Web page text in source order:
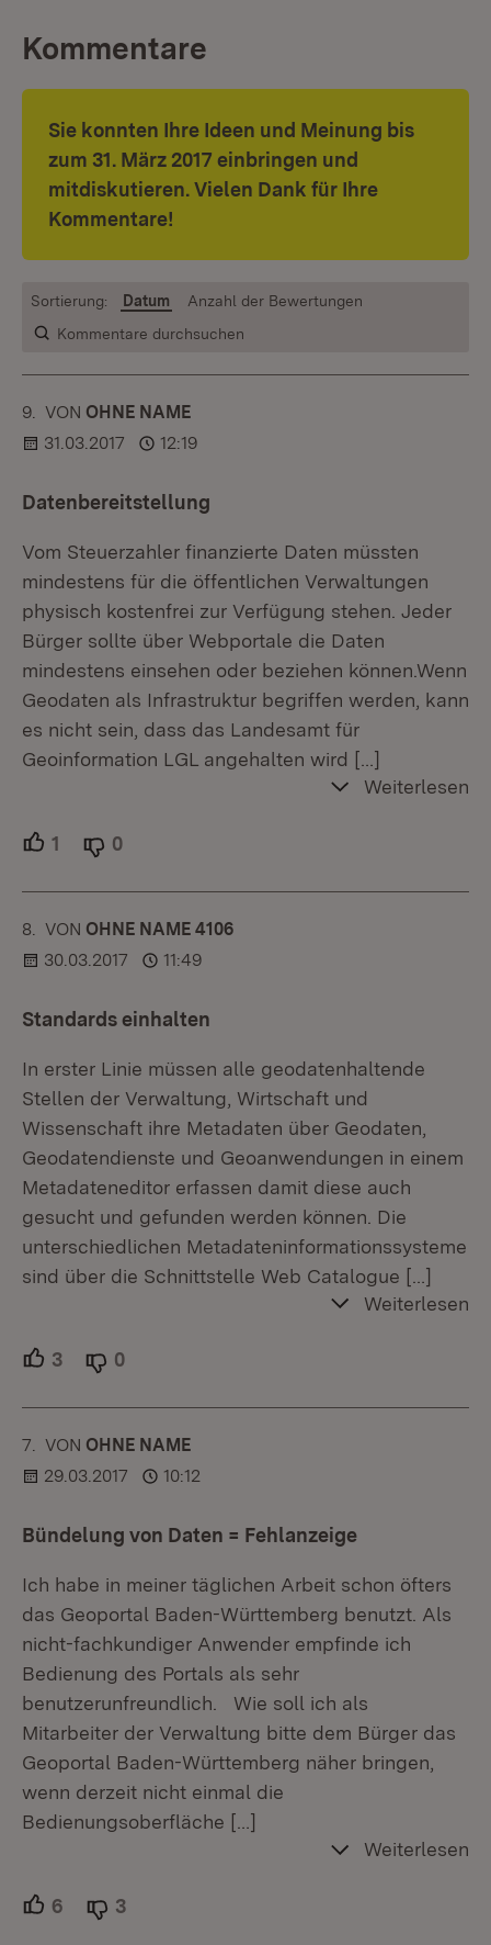
Kommentare
Sie konnten Ihre Ideen und Meinung bis
zum 31. März 2017 einbringen und
mitdiskutieren. Vielen Dank für Ihre
Kommentare!
Kommentare durchsuchen
Sortierung: Datum Anzahl der Bewertungen
9. KOMMENTAR
VON :OHNE NAME
31.03.2017
12:19
Datenbereitstellung
Vom Steuerzahler finanzierte Daten müssten
mindestens für die öffentlichen Verwaltungen
physisch kostenfrei zur Verfügung stehen. Jeder
Bürger sollte über Webportale die Daten
mindestens einsehen oder beziehen können.Wenn
Geodaten als Infrastruktur begriffen werden, kann
es nicht sein, dass das Landesamt für
Geoinformation LGL angehalten wird […]
Weiterlesen
1 Unterstützer.
0
8. KOMMENTAR
VON :OHNE NAME 4106
30.03.2017
11:49
Standards einhalten
In erster Linie müssen alle geodatenhaltende
Stellen der Verwaltung, Wirtschaft und
Wissenschaft ihre Metadaten über Geodaten,
Geodatendienste und Geoanwendungen in einem
Metadateneditor erfassen damit diese auch
gesucht und gefunden werden können. Die
unterschiedlichen Metadateninformationssysteme
sind über die Schnittstelle Web Catalogue […]
Weiterlesen
3 Unterstützer.
0
7. KOMMENTAR
VON :OHNE NAME
29.03.2017
10:12
Bündelung von Daten = Fehlanzeige
Ich habe in meiner täglichen Arbeit schon öfters
das Geoportal Baden-Württemberg benutzt. Als
nicht-fachkundiger Anwender empfinde ich
Bedienung des Portals als sehr
benutzerunfreundlich. Wie soll ich als
Mitarbeiter der Verwaltung bitte dem Bürger das
Geoportal Baden-Württemberg näher bringen,
wenn derzeit nicht einmal die
Bedienungsoberfläche […]
Weiterlesen
6 Unterstützer.
3